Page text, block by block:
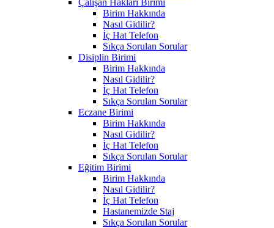
Birim Hakkında
Nasıl Gidilir?
İç Hat Telefon
Sıkça Sorulan Sorular
Disiplin Birimi
Birim Hakkında
Nasıl Gidilir?
İç Hat Telefon
Sıkça Sorulan Sorular
Eczane Birimi
Birim Hakkında
Nasıl Gidilir?
İç Hat Telefon
Sıkça Sorulan Sorular
Eğitim Birimi
Birim Hakkında
Nasıl Gidilir?
İç Hat Telefon
Hastanemizde Staj
Sıkça Sorulan Sorular